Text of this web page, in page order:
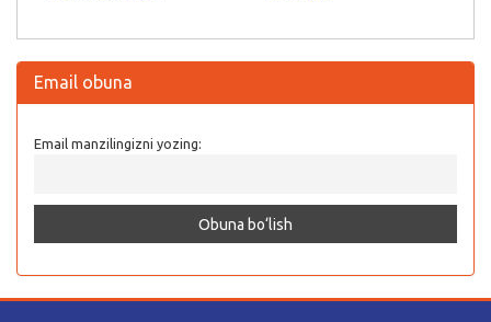
Email obuna
Email manzilingizni yozing: